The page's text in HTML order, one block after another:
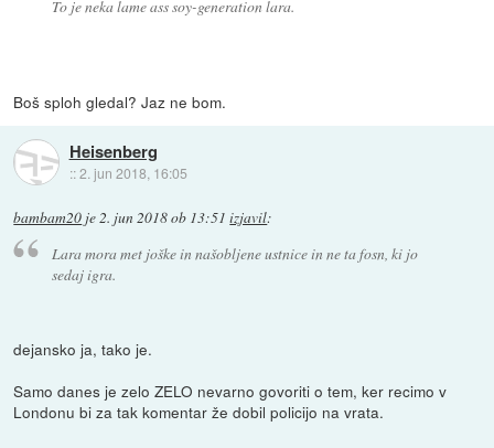
To je neka lame ass soy-generation lara.
Boš sploh gledal? Jaz ne bom.
Heisenberg
::2. jun 2018, 16:05
bambam20 je 2. jun 2018 ob 13:51 izjavil:
Lara mora met joške in našobljene ustnice in ne ta fosn, ki jo
sedaj igra.
dejansko ja, tako je.
Samo danes je zelo ZELO nevarno govoriti o tem, ker recimo v
Londonu bi za tak komentar že dobil policijo na vrata.